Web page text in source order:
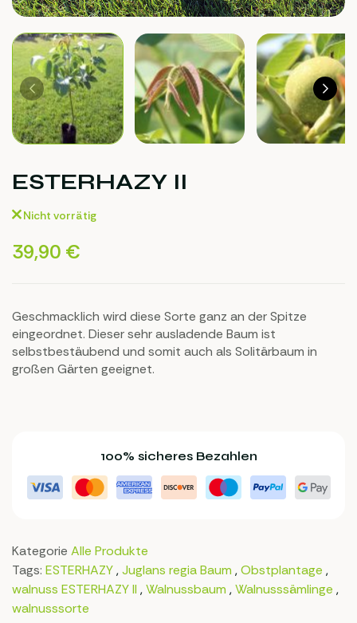
ESTERHAZY II
Nicht vorrätig
39,90 €
Geschmacklich wird diese Sorte ganz an der Spitze
eingeordnet. Dieser sehr ausladende Baum ist
selbstbestäubend und somit auch als Solitärbaum in
großen Gärten geeignet.
100% sicheres Bezahlen
Kategorie Alle Produkte
Tags: ESTERHAZY,Juglans regia Baum ,Obstplantage ,
walnuss ESTERHAZY II ,Walnussbaum ,Walnusssämlinge ,
walnusssorte